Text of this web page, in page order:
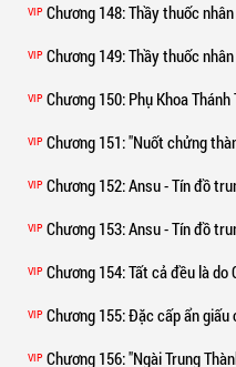
VIP Chương 148: Thầy thuốc
VIP Chương 149: Thầy thuốc
VIP Chương 150: Phụ Khoa
VIP Chương 151: "Nuốt chửng
VIP Chương 152: Ansu - Tín đồ trung
VIP Chương 153: Ansu - Tín đồ trung
VIP Chương 154: Tất cả đều là do
VIP Chương 155: Đặc cấp ẩn
VIP Chương 156: "Ngài Trung